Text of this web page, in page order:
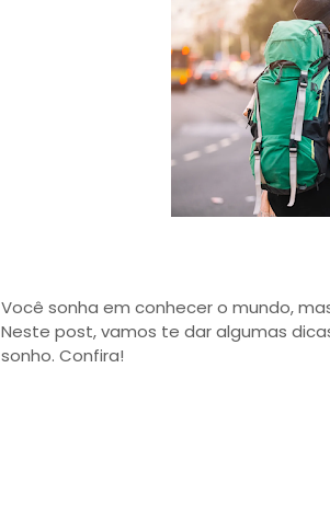
Você sonha em conhecer o mundo,
Neste post, vamos te dar algumas
sonho. Confira!